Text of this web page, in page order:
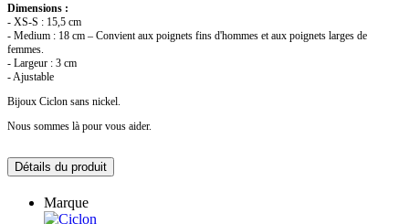
Dimensions :
- XS-S : 15,5 cm
- Medium : 18 cm – Convient aux poignets fins d'hommes et aux poignets larges de
femmes.
- Largeur : 3 cm
- Ajustable
Bijoux Ciclon sans nickel.
Nous sommes là pour vous aider.
Détails du produit
Marque